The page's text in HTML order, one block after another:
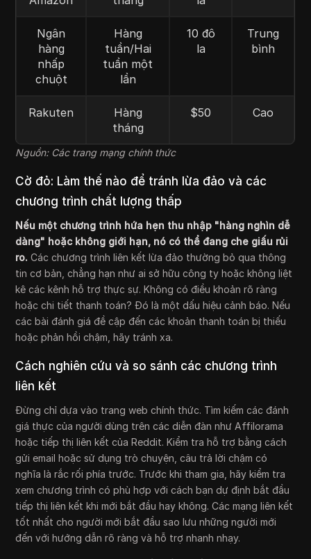
Ngân
hàng
nhấp
chuột
Hàng
tuần/Hai
tuần một
lần
10 đô
la
Trung
bình
Rakuten
Hàng
tháng
$50 Cao
Nguồn: Các trang mạng chính thức
Cờ đỏ: Làm thế nào để tránh lừa đảo và các
chương trình chất lượng thấp
Nếu một chương trình hứa hẹn thu nhập "hàng nghìn dễ
dàng" hoặc không giới hạn, nó có thể đang che giấu rủi
ro. Các chương trình liên kết lừa đảo thường bỏ qua thông
tin cơ bản, chẳng hạn như ai sở hữu công ty hoặc không liệt
kê các kênh hỗ trợ thực sự. Không có điều khoản rõ ràng
hoặc chi tiết thanh toán? Đó là một dấu hiệu cảnh báo. Nếu
các bài đánh giá đề cập đến các khoản thanh toán bị thiếu
hoặc phản hồi chậm, hãy tránh xa.
Cách nghiên cứu và so sánh các chương trình
liên kết
Đừng chỉ dựa vào trang web chính thức. Tìm kiếm các đánh
giá thực của người dùng trên các diễn đàn như Affilorama
hoặc tiếp thị liên kết của Reddit. Kiểm tra hỗ trợ bằng cách
gửi email hoặc sử dụng trò chuyện, câu trả lời chậm có
nghĩa là rắc rối phía trước. Trước khi tham gia, hãy kiểm tra
xem chương trình có phù hợp với cách bạn dự định bắt đầu
tiếp thị liên kết khi mới bắt đầu hay không. Các mạng liên kết
tốt nhất cho người mới bắt đầu sao lưu những người mới
đến với hướng dẫn rõ ràng và hỗ trợ nhanh nhạy.